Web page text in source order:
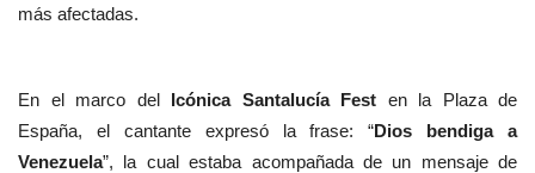
más afectadas.
En el marco del Icónica Santalucía Fest en la Plaza de
España, el cantante expresó la frase: “Dios bendiga a
Venezuela”, la cual estaba acompañada de un mensaje de